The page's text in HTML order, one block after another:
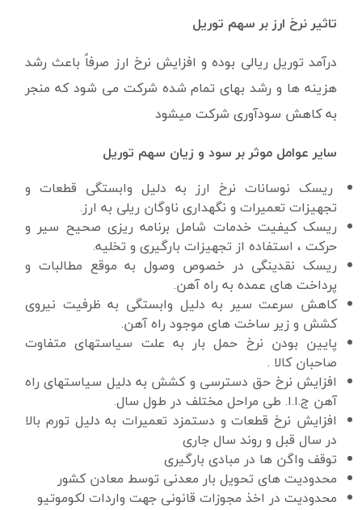
تاثیر نرخ ارز بر سهم توریل
درآمد توریل ریالی بوده و افزایش نرخ ارز صرفاً باعث رشد
هزینه ها و رشد بهای تمام شده شرکت می شود که منجر
به کاهش سودآوری شرکت میشود
سایر عوامل موثر بر سود و زیان سهم توریل
ریسک نوسانات نرخ ارز به دلیل وابستگی قطعات و
تجهیزات تعمیرات و نگهداری ناوگان ریلی به ارز.
ریسک کیفیت خدمات شامل برنامه ریزی صحیح سیر و
حرکت ، استفاده از تجهیزات بارگیری و تخلیه.
ریسک نقدینگی در خصوص وصول به موقع مطالبات و
پرداخت های عمده به راه آهن.
کاهش سرعت سیر به دلیل وابستگی به ظرفیت نیروی
کشش و زیر ساخت های موجود راه آهن.
پایین بودن نرخ حمل بار به علت سیاستهای متفاوت
صاحبان کالا .
افزایش نرخ حق دسترسی و کشش به دلیل سیاستهای راه
آهن ج.ا.ا. طی مراحل مختلف در طول سال.
افزایش نرخ قطعات و دستمزد تعمیرات به دلیل تورم بالا
در سال قبل و روند سال جاری
توقف واگن ها در مبادی بارگیری
محدودیت های تحویل بار معدنی توسط معادن کشور
محدودیت در اخذ مجوزات قانونی جهت واردات لکوموتیو